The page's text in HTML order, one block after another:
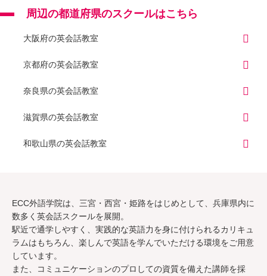
周辺の都道府県のスクールはこちら
大阪府の英会話教室
京都府の英会話教室
奈良県の英会話教室
滋賀県の英会話教室
和歌山県の英会話教室
ECC外語学院は、 三宮 ・ 西宮 ・ 姫路をはじめとして、兵庫県内に
数多く英会話スクールを展開。
駅近で通学しやすく、実践的な英語力を身に付けられるカリキュ
ラムはもちろん、 楽しんで英語を学んでいただける環境をご用意
しています。
また、コミュニケーションのプロしての資質を備えた講師を採